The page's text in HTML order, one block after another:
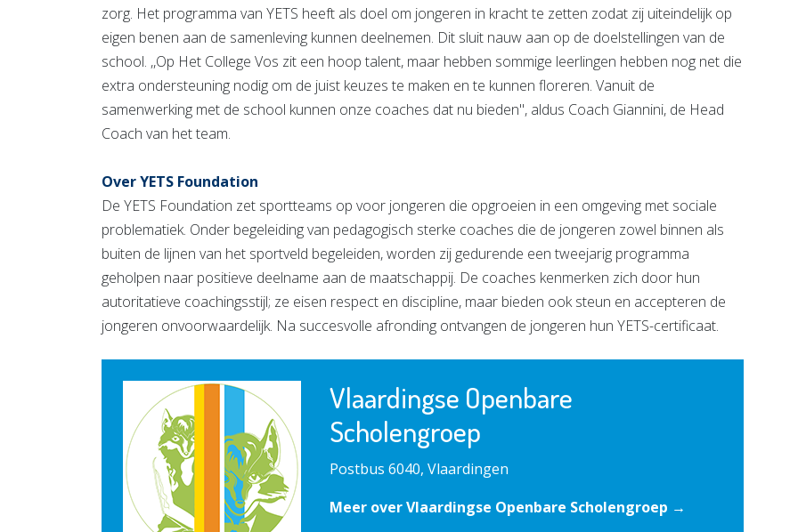
zorg. Het programma van YETS heeft als doel om jongeren in kracht te zetten zodat zij uiteindelijk op
eigen benen aan de samenleving kunnen deelnemen. Dit sluit nauw aan op de doelstellingen van de
school. ,,Op Het College Vos zit een hoop talent, maar hebben sommige leerlingen hebben nog net die
extra ondersteuning nodig om de juist keuzes te maken en te kunnen floreren. Vanuit de
samenwerking met de school kunnen onze coaches dat nu bieden'', aldus Coach Giannini, de Head
Coach van het team.
Over YETS Foundation
De YETS Foundation zet sportteams op voor jongeren die opgroeien in een omgeving met sociale
problematiek. Onder begeleiding van pedagogisch sterke coaches die de jongeren zowel binnen als
buiten de lijnen van het sportveld begeleiden, worden zij gedurende een tweejarig programma
geholpen naar positieve deelname aan de maatschappij. De coaches kenmerken zich door hun
autoritatieve coachingsstijl; ze eisen respect en discipline, maar bieden ook steun en accepteren de
jongeren onvoorwaardelijk. Na succesvolle afronding ontvangen de jongeren hun YETS-certificaat.
Vlaardingse Openbare
Scholengroep
Postbus 6040, Vlaardingen
Meer over Vlaardingse Openbare Scholengroep →